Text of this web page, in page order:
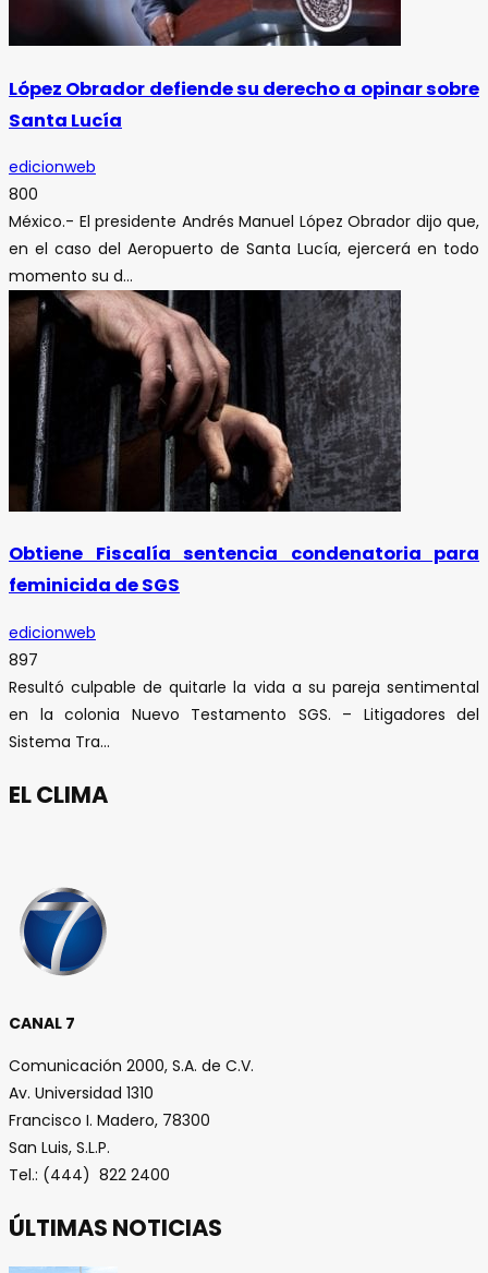
López Obrador defiende su derecho a opinar sobre
Santa Lucía
edicionweb
800
México.- El presidente Andrés Manuel López Obrador dijo que,
en el caso del Aeropuerto de Santa Lucía, ejercerá en todo
momento su d...
Obtiene Fiscalía sentencia condenatoria para
feminicida de SGS
edicionweb
897
Resultó culpable de quitarle la vida a su pareja sentimental
en la colonia Nuevo Testamento SGS. – Litigadores del
Sistema Tra...
EL CLIMA
CANAL 7
Comunicación 2000, S.A. de C.V.
Av. Universidad 1310
Francisco I. Madero, 78300
San Luis, S.L.P.
Tel.: (444) 822 2400
ÚLTIMAS NOTICIAS